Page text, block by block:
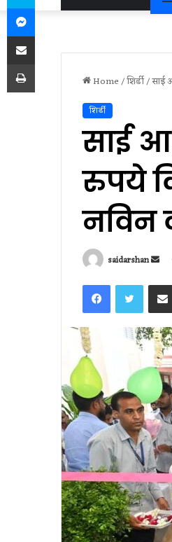
Home/शिर्डी/साई
शिर्डी
साई
रुपये
नविन
saidarshan
email
FacebookTwitter
Messenger
Share via Email